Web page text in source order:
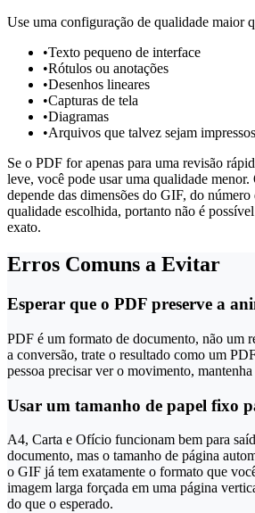
Use uma configuração de qualidade maior
•Texto pequeno de interface
•Rótulos ou anotações
•Desenhos lineares
•Capturas de tela
•Diagramas
•Arquivos que talvez sejam
Se o PDF for apenas para uma revisão
leve, você pode usar uma qualidade
depende das dimensões do GIF, do número
qualidade escolhida, portanto não é
exato.
Erros Comuns a Evitar
Esperar que o PDF preserve a
PDF é um formato de documento, não um
a conversão, trate o resultado como um
pessoa precisar ver o movimento,
Usar um tamanho de papel fixo
A4, Carta e Ofício funcionam bem para
documento, mas o tamanho de página
o GIF já tem exatamente o formato que
imagem larga forçada em uma página
do que o esperado.